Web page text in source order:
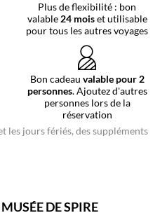
Plus de flexibilité : bon
valable 24 moiset utilisable
pour tous les autres voyages
Bon cadeau valable pour 2
personnes. Ajoutez d'autres
personnes lors de la
réservation
les jours fériés, des suppléments
DE SPIRE